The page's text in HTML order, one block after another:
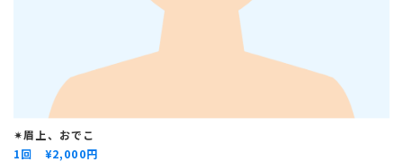
✴︎眉上、おでこ
1回 ¥2,000円